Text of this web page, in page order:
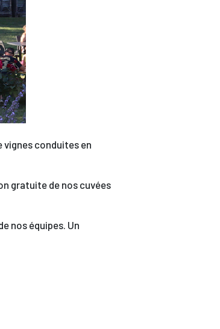
vignes conduites en
gratuite de nos cuvées
nos équipes. Un